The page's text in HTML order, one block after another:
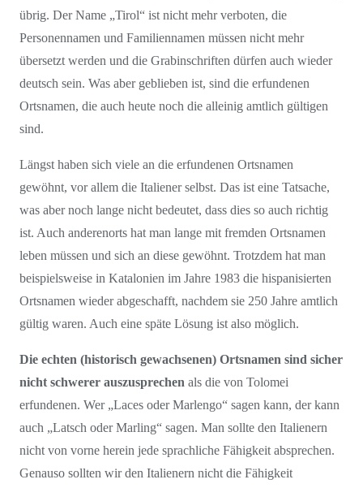
übrig. Der Name „Tirol“ ist nicht mehr verboten, die
Personennamen und Familiennamen müssen nicht mehr
übersetzt werden und die Grabinschriften dürfen auch wieder
deutsch sein. Was aber geblieben ist, sind die erfundenen
Ortsnamen, die auch heute noch die alleinig amtlich gültigen
sind.
Längst haben sich viele an die erfundenen Ortsnamen
gewöhnt, vor allem die Italiener selbst. Das ist eine Tatsache,
was aber noch lange nicht bedeutet, dass dies so auch richtig
ist. Auch anderenorts hat man lange mit fremden Ortsnamen
leben müssen und sich an diese gewöhnt. Trotzdem hat man
beispielsweise in Katalonien im Jahre 1983 die hispanisierten
Ortsnamen wieder abgeschafft, nachdem sie 250 Jahre amtlich
gültig waren. Auch eine späte Lösung ist also möglich.
Die echten (historisch gewachsenen) Ortsnamen sind sicher
nicht schwerer auszusprechen als die von Tolomei
erfundenen. Wer „Laces oder Marlengo“ sagen kann, der kann
auch „Latsch oder Marling“ sagen. Man sollte den Italienern
nicht von vorne herein jede sprachliche Fähigkeit absprechen.
Genauso sollten wir den Italienern nicht die Fähigkeit